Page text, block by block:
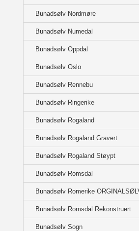
Bunadsølv Nordmøre
Bunadsølv Numedal
Bunadsølv Oppdal
Bunadsølv Oslo
Bunadsølv Rennebu
Bunadsølv Ringerike
Bunadsølv Rogaland
Bunadsølv Rogaland Gravert
Bunadsølv Rogaland Støypt
Bunadsølv Romsdal
Bunadsølv Romerike
Bunadsølv Romsdal Rekonstruert
Bunadsølv Sogn